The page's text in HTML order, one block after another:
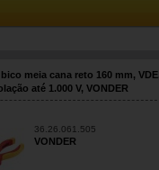
meia cana reto 160 mm, VDE,
até 1.000 V, VONDER
36.26.061.505
VONDER